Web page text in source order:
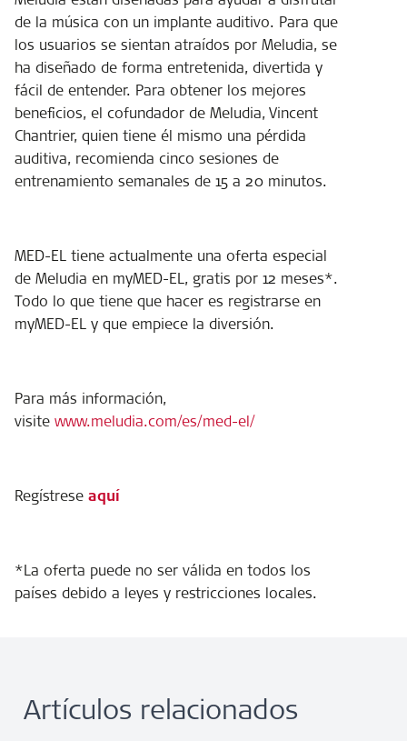
de la música con un implante auditivo. Para que
los usuarios se sientan atraídos por Meludia, se
ha diseñado de forma entretenida, divertida y
fácil de entender. Para obtener los mejores
beneficios, el cofundador de Meludia, Vincent
Chantrier, quien tiene él mismo una pérdida
auditiva, recomienda cinco sesiones de
entrenamiento semanales de 15 a 20 minutos.
MED-EL tiene actualmente una oferta especial
de Meludia en myMED-EL, gratis por 12 meses*.
Todo lo que tiene que hacer es registrarse en
myMED-EL y que empiece la diversión.
Para más información,
visite www.meludia.com/es/med-el/
Regístrese aquí
*La oferta puede no ser válida en todos los
países debido a leyes y restricciones locales.
Artículos relacionados